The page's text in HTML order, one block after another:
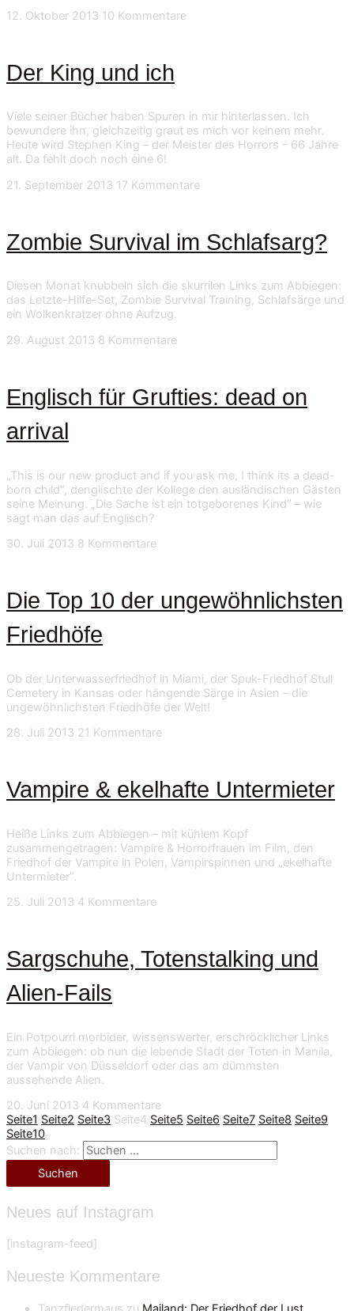
12. Oktober 2013 10 Kommentare
Der King und ich
Viele seiner Bücher haben Spuren in mir hinterlassen. Ich
bewundere ihn, gleichzeitig graut es mich vor keinem mehr.
Heute wird Stephen King – der Meister des Horrors – 66 Jahre
alt. Da fehlt doch noch eine 6!
21. September 2013 17 Kommentare
Zombie Survival im Schlafsarg?
Diesen Monat knubbeln sich die skurrilen Links zum Abbiegen:
das Letzte-Hilfe-Set, Zombie Survival Training, Schlafsärge und
ein Wolkenkratzer ohne Aufzug.
29. August 2013 8 Kommentare
Englisch für Grufties: dead on
arrival
„This is our new product and if you ask me, I think its a dead-
born child“, denglischte der Kollege den ausländischen Gästen
seine Meinung. „Die Sache ist ein totgeborenes Kind“ – wie
sagt man das auf Englisch?
30. Juli 2013 8 Kommentare
Die Top 10 der ungewöhnlichsten
Friedhöfe
Ob der Unterwasserfriedhof in Miami, der Spuk-Friedhof Stull
Cemetery in Kansas oder hängende Särge in Asien – die
ungewöhnlichsten Friedhöfe der Welt!
28. Juli 2013 21 Kommentare
Vampire & ekelhafte Untermieter
Heiße Links zum Abbiegen – mit kühlem Kopf
zusammengetragen: Vampire & Horrorfrauen im Film, den
Friedhof der Vampire in Polen, Vampirspinnen und „ekelhafte
Untermieter“.
25. Juli 2013 4 Kommentare
Sargschuhe, Totenstalking und
Alien-Fails
Ein Potpourri morbider, wissenswerter, erschröcklicher Links
zum Abbiegen: ob nun die lebende Stadt der Toten in Manila,
der Vampir von Düsseldorf oder das am dümmsten
aussehende Alien.
20. Juni 2013 4 Kommentare
Seite1 Seite2 Seite3 Seite4 Seite5 Seite6 Seite7 Seite8 Seite9
Seite10
Suchen nach:
Neues auf Instagram
[instagram-feed]
Neueste Kommentare